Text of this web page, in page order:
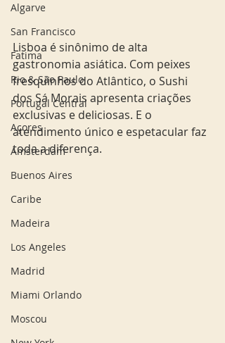
Algarve
San Francisco
Fatima
Rio & São Paulo
Portugal Central
Açores
Amsterdam
Buenos Aires
Caribe
Madeira
Los Angeles
Madrid
Miami Orlando
Moscou
Lisboa é sinônimo de alta
gastronomia asiática. Com peixes
fresquinhos do Atlântico, o Sushi
dos Sá Morais apresenta criações
exclusivas e deliciosas. E o
atendimento único e espetacular faz
toda a diferença.